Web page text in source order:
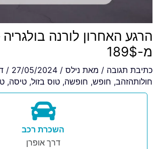
הרגע האחרון לורנה
מ-189$
כתיבת תגובה / מאת נילס /
27/05/2024
/
חולותהזהב, חופש, חופשה, טוס בזול, טיסה,
השכרת רכב
דרך אופרן